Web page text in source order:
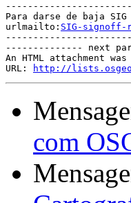
Para darse de baja
urlmailto: SIG-
-------------- next
An HTML attachment
URL:
http://
com